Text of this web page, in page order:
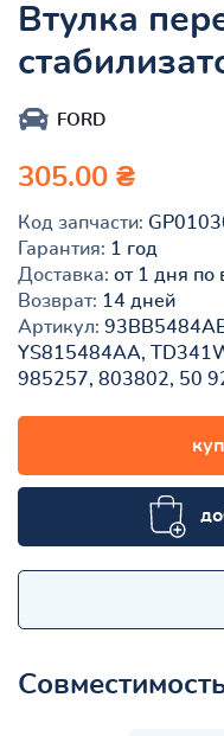
Втулка
FORD
305.00 ₴
Код запчасти:
Гарантия: 1 год
Доставка: от 1 дня по
Возврат: 14 дней
Артикул:
YS815484AA,
985257, 803802, 50